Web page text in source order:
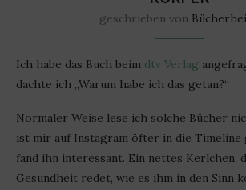
geschrieben von
Ich habe das Buch beim dtv Verlag
dachte ich „Warum habe ich das getan?“
Normaler Weise lese ich solche Bücher
ist mir auf Instagram öfter in die
fand ihn interessant. Ein nettes Kerlchen,
Gesundheit redet, wie es ihm in den Sinn